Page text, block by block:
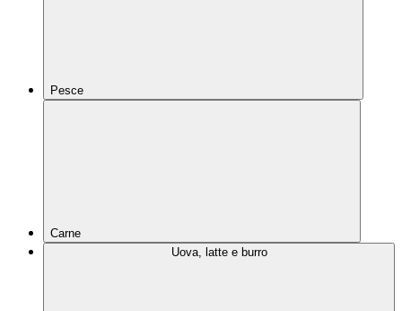
Pesce
Carne
Uova, latte e burro